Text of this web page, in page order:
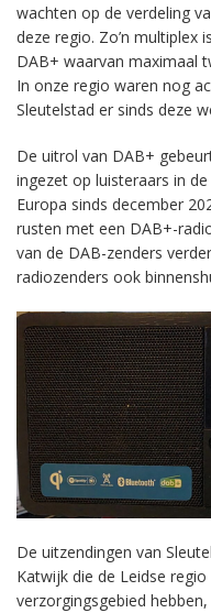
wachten op de verdeling
deze regio. Zo’n multiplex
DAB+ waarvan maximaal
In onze regio waren nog
Sleutelstad er sinds deze
De uitrol van DAB+
ingezet op luisteraars in
Europa sinds december
rusten met een DAB+-
van de DAB-zenders
radiozenders ook
De uitzendingen van
Katwijk die de Leidse
verzorgingsgebied